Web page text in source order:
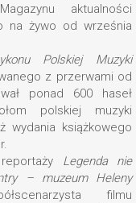
aktualności
na żywo od września
Polskiej Muzyki
z przerwami od
ponad 600 haseł
polskiej muzyki
wydania książkowego
Legenda nie
– muzeum Heleny
filmu